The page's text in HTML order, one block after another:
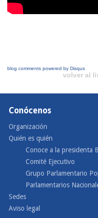
blog comments powered by Disqus
volver al
Conócenos
Organización
Quién es quién
Conoce a la presidenta
Comité Ejecutivo
Grupo Parlamentario
Parlamentarios
Sedes
Aviso legal